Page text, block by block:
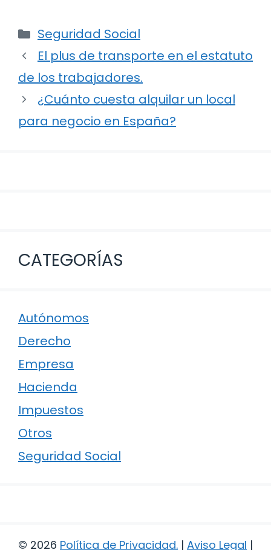
Categorías
Seguridad Social
Navegación
de
entradas
El plus de transporte en el estatuto
de los trabajadores.
¿Cuánto cuesta alquilar un local
para negocio en España?
CATEGORÍAS
Autónomos
Derecho
Empresa
Hacienda
Impuestos
Otros
Seguridad Social
© 2026 Política de Privacidad. | Aviso Legal |